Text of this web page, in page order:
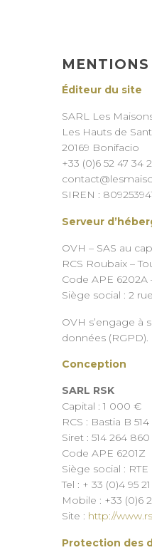
MENTIONS
Éditeur du site
SARL Les
Les Hauts de
20169 Bonifacio
+33 (0)6 52 47 34
SIREN :
Serveur
OVH – SAS au
RCS Roubaix –
Code APE 6202A
Siège social : 2
OVH s’engage
données (RGPD).
Conception
SARL RSK
Capital : 1 000 €
RCS : Bastia B
Siret : 514 264
Code APE 6201Z
Siège social :
Tel : + 33 (0)4 95
Mobile : +33 (0)6
Site : http://
Protection des